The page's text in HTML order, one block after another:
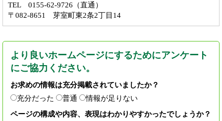
TEL 0155-62-9726（直通）
〒082-8651 芽室町東2条2丁目14
より良いホームページにするためにアンケート
にご協力ください。
お求めの情報は充分掲載されていましたか？
充分だった
普通
情報が足りない
ページの構成や内容、表現はわかりやすかったでしょうか？